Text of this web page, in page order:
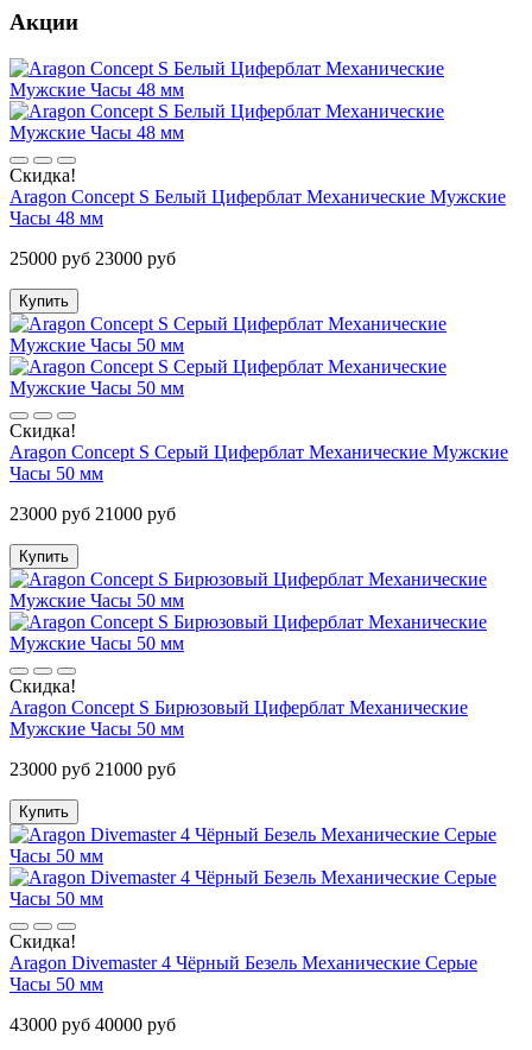
Акции
Скидка!
Aragon Concept S Белый Циферблат Механические Мужские
Часы 48 мм
25000 руб 23000 руб
Купить
Скидка!
Aragon Concept S Серый Циферблат Механические Мужские
Часы 50 мм
23000 руб 21000 руб
Купить
Скидка!
Aragon Concept S Бирюзовый Циферблат Механические
Мужские Часы 50 мм
23000 руб 21000 руб
Купить
Скидка!
Aragon Divemaster 4 Чёрный Безель Механические Серые
Часы 50 мм
43000 руб 40000 руб